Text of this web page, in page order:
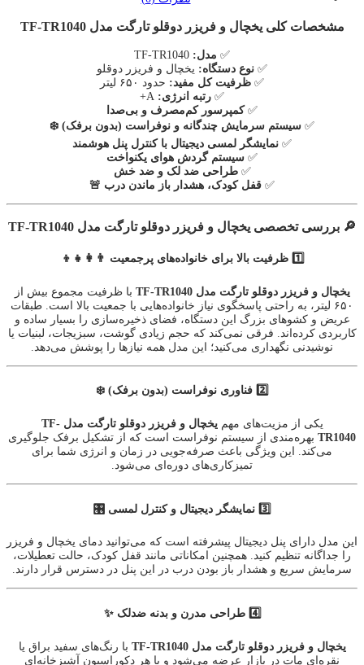
مشخصات کلی یخچال و فریزر دوقلو تارگت مدل TF-TR1040
✅ مدل:
✅ نوع دستگاه: یخچال و فریزر دوقلو
✅ ظرفیت کل مفید: حدود ۶۵۰ لیتر
✅ رتبه انرژی:
✅کمپرسور کم‌مصرف و بی‌صدا
✅ سیستم سرمایش چندگانه و نوفراست (بدون برفک) ❄️
✅ نمایشگر لمسی دیجیتال با کنترل پنل هوشمند
✅ سیستم گردش هوای یکنواخت
✅طراحی ضد لک و ضد خش
✅ قفل کودک، هشدار باز ماندن درب 🚨
🔎 بررسی تخصصی یخچال و فریزر دوقلو تارگت مدل TF-TR1040
1️⃣ ظرفیت بالا برای خانواده‌های پرجمعیت 👨‍👩‍👧‍👦
یخچال و فریزر دوقلو تارگت مدل TF-TR1040
با ظرفیت مجموع بیش از
۶۵۰ لیتر، به راحتی پاسخگوی نیاز خانواده‌هایی با جمعیت بالا است. طبقات
عریض و کشوهای بزرگ این دستگاه، فضای ذخیره‌سازی را بسیار ساده و
کاربردی کرده‌اند. فرقی نمی‌کند که حجم زیادی گوشت، سبزیجات، لبنیات یا
نوشیدنی نگهداری می‌کنید؛ این مدل همه نیازها را پوشش می‌دهد.
2️⃣ فناوری نوفراست (بدون برفک) ❄️
یکی از مزیت‌های مهم
یخچال و فریزر دوقلو تارگت مدل TF-
TR1040 بهره‌مندی از سیستم نوفراست است که از تشکیل برفک جلوگیری
می‌کند. این ویژگی باعث صرفه‌جویی در زمان و انرژی شما برای
تمیزکاری‌های دوره‌ای می‌شود.
3️⃣ نمایشگر دیجیتال و کنترل لمسی 🎛️
این مدل دارای پنل دیجیتال پیشرفته است که می‌توانید دمای یخچال و فریزر
را جداگانه تنظیم کنید. همچنین امکاناتی مانند قفل کودک، حالت تعطیلات،
سرمایش سریع و هشدار باز بودن درب در این پنل در دسترس قرار دارند.
4️⃣ طراحی مدرن و بدنه ضدلک ✨
یخچال و فریزر دوقلو تارگت مدل TF-TR1040
با رنگ‌های سفید براق یا
نقره‌ای مات در بازار عرضه می‌شود و با هر دکوراسیون آشپزخانه‌ای